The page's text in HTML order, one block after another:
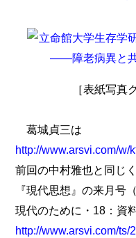
［表紙写真
葛城貞三は
http://www.arsvi.com/w/
前回の中村雅也と同じ
『現代思想』の来月号
現代のために・18：資
http://www.arsvi.com/ts/